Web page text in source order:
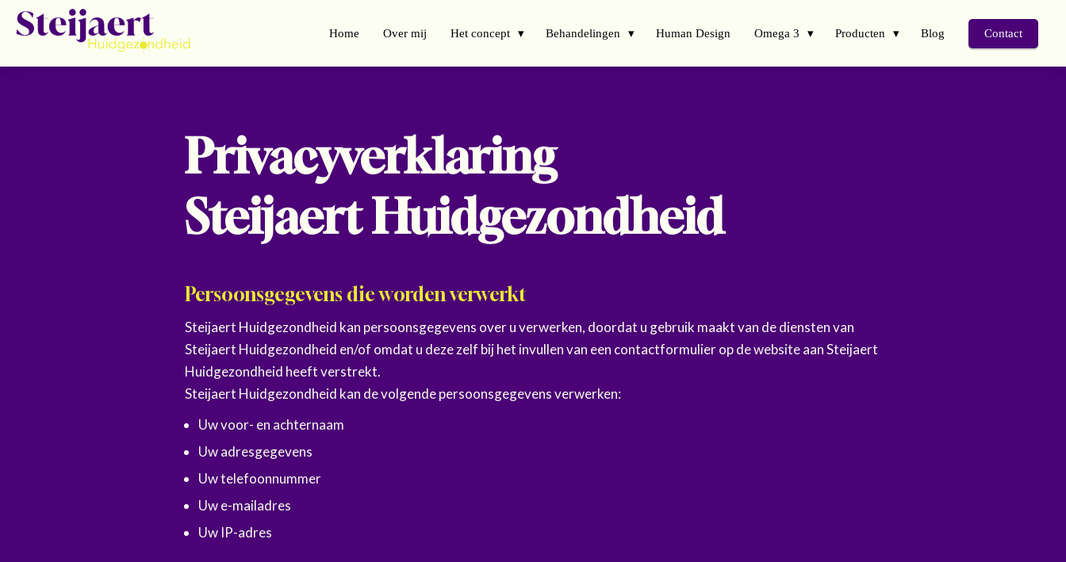
Home Over mij Het concept Behandelingen Human Design Omega 3 Producten Blog Contact
Privacyverklaring
Steijaert Huidgezondheid
Persoonsgegevens die worden verwerkt
Steijaert Huidgezondheid kan persoonsgegevens over u verwerken, doordat u gebruik maakt van de diensten van
Steijaert Huidgezondheid en/of omdat u deze zelf bij het invullen van een contactformulier op de website aan Steijaert
Huidgezondheid heeft verstrekt.
Steijaert Huidgezondheid kan de volgende persoonsgegevens verwerken:
Uw voor- en achternaam
Uw adresgegevens
Uw telefoonnummer
Uw e-mailadres
Uw IP-adres